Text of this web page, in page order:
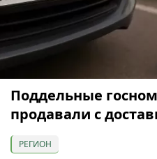
Поддельные
продавали с
РЕГИОН